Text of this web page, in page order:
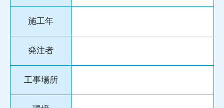
施工年
発注者
工事場所